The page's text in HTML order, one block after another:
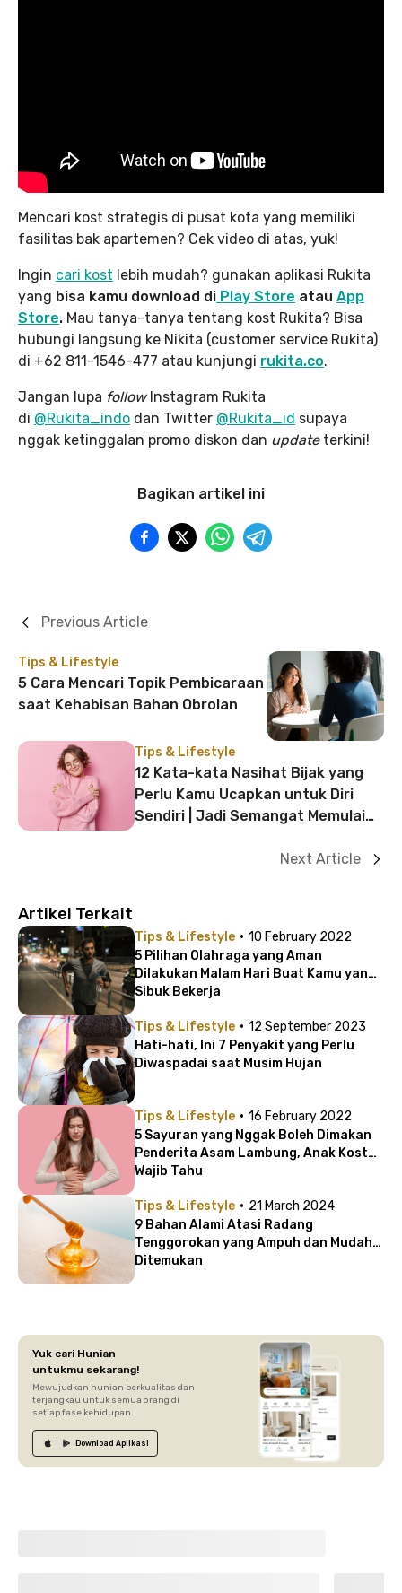
Mencari kost strategis di pusat kota yang memiliki
fasilitas bak apartemen? Cek video di atas, yuk!
Ingin cari kost lebih mudah? gunakan aplikasi Rukita
yang bisa kamu download di Play Store atau App
Store. Mau tanya-tanya tentang kost Rukita? Bisa
hubungi langsung ke Nikita (customer service Rukita)
di +62 811-1546-477 atau kunjungi rukita.co.
Jangan lupa followInstagram Rukita
di @Rukita_indo dan Twitter @Rukita_id supaya
nggak ketinggalan promo diskon dan update terkini!
Bagikan artikel ini
Tips & Lifestyle
5 Cara Mencari Topik Pembicaraan
saat Kehabisan Bahan Obrolan
Previous Article
Tips & Lifestyle
12 Kata-kata Nasihat Bijak yang
Perlu Kamu Ucapkan untuk Diri
Sendiri | Jadi Semangat Memulai
Next Article
Artikel Terkait
Tips & Lifestyle · 10 February 2022
5 Pilihan Olahraga yang Aman
Dilakukan Malam Hari Buat Kamu yang
Sibuk Bekerja
Tips & Lifestyle · 12 September 2023
Hati-hati, Ini 7 Penyakit yang Perlu
Diwaspadai saat Musim Hujan
Tips & Lifestyle · 16 February 2022
5 Sayuran yang Nggak Boleh Dimakan
Penderita Asam Lambung, Anak Kost
Wajib Tahu
Tips & Lifestyle · 21 March 2024
9 Bahan Alami Atasi Radang
Tenggorokan yang Ampuh dan Mudah
Ditemukan
Yuk cari Hunian
untukmu sekarang!
Mewujudkan hunian berkualitas dan
terjangkau untuk semua orang di
setiap fase kehidupan.
Download Aplikasi